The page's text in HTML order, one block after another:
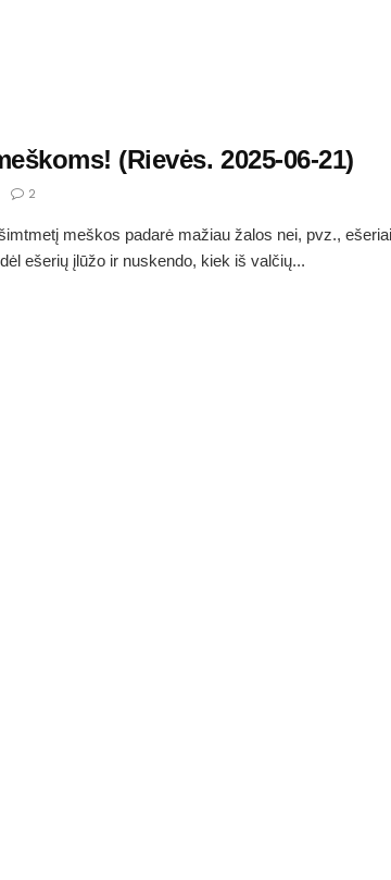
(Rievės. 2025-06-21)
2
meškos padarė mažiau žalos nei, pvz.,
ešerių įlūžo ir nuskendo, kiek iš valčių...